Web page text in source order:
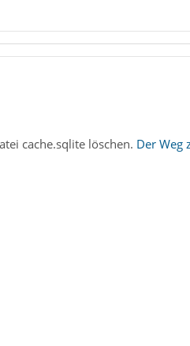
cache.sqlite löschen. Der Weg